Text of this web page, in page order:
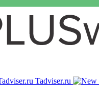
Tadviser.ru